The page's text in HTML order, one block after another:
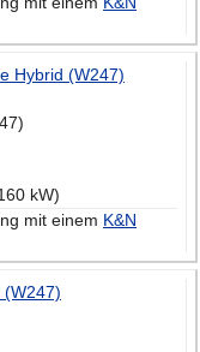
Hybrid (W247)
kW)
mit einem K&N
(W247)